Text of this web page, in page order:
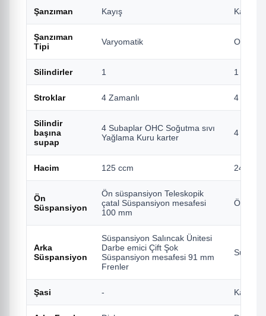
Şanzıman Kayış Kayış
Şanzıman
Tipi
Varyomatik
Silindirler 1 1
Stroklar 4 Zamanlı 4
Silindir
başına
supap
4 Subaplar OHC Soğutma sıvı
Yağlama Kuru karter
4
Hacim 125 ccm 249 cc
Ön
Süspansiyon
Ön süspansiyon Teleskopik
çatal Süspansiyon mesafesi
100 mm
Ön
Arka
Süspansiyon
Süspansiyon Salıncak Ünitesi
Darbe emici Çift Şok
Süspansiyon mesafesi 91 mm
Frenler
Şasi - Kasa